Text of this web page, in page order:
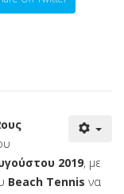
2019, με
Beach Tennis να